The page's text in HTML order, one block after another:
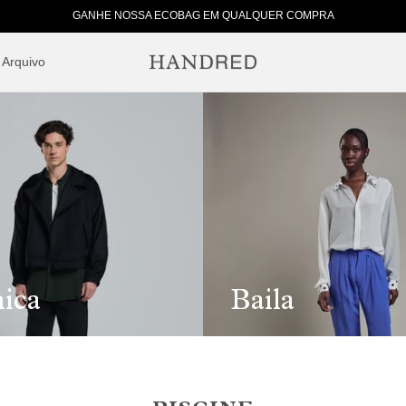
GANHE NOSSA ECOBAG EM QUALQUER COMPRA
Arquivo
Baila